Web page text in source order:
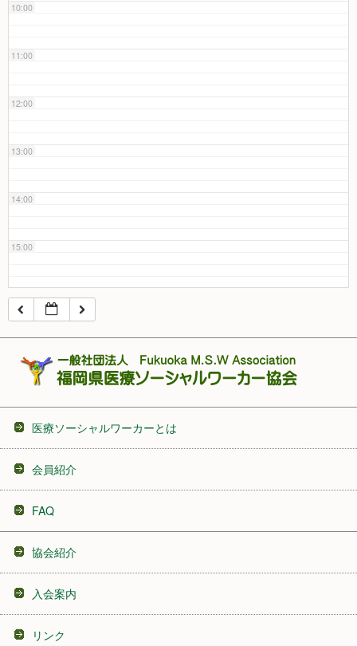
10:00
11:00
12:00
13:00
14:00
15:00
16:00
21:00
23:00
医療ソーシャルワーカーとは
会員紹介
FAQ
協会紹介
入会案内
リンク